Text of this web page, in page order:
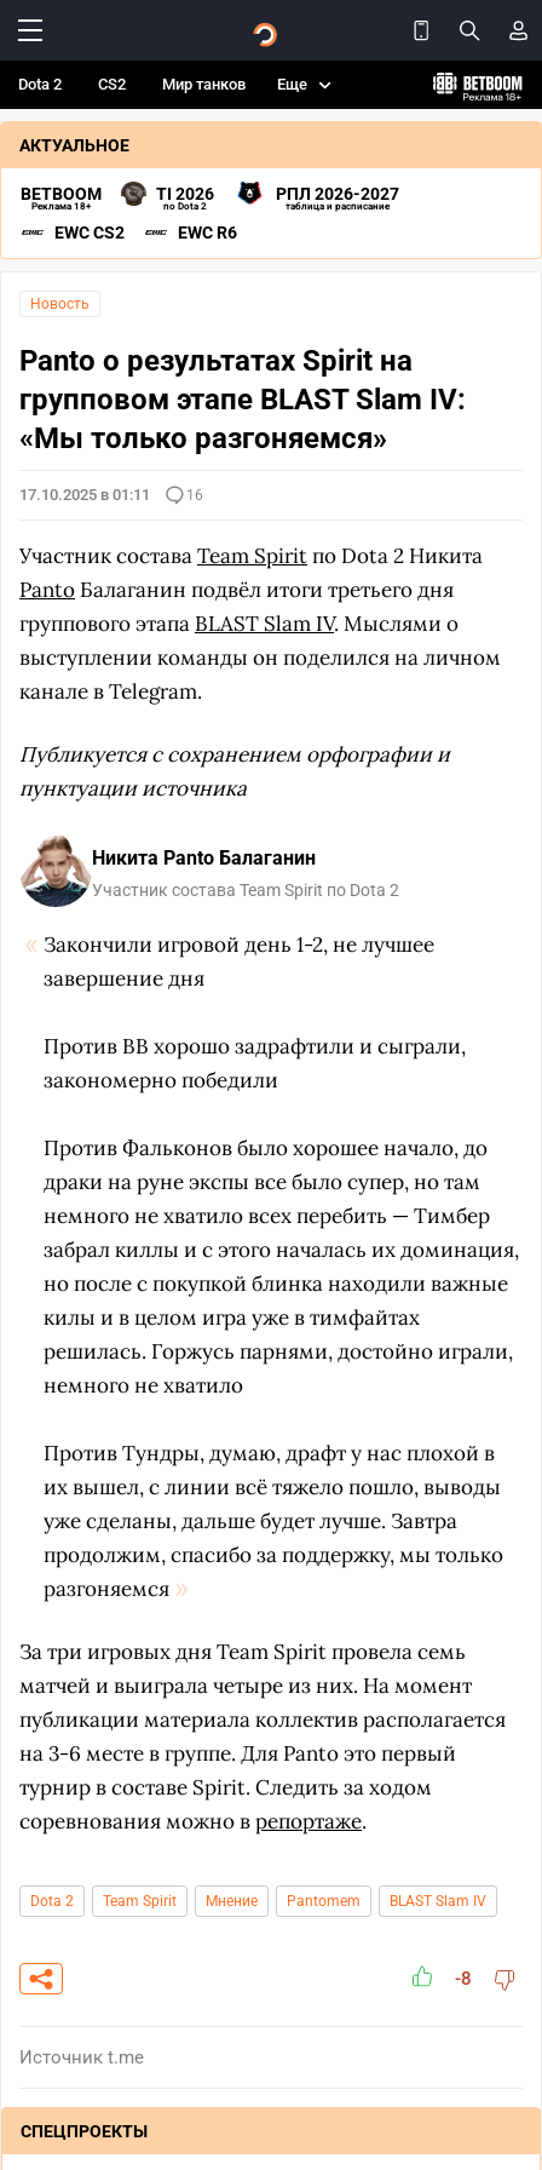
Dota 2 CS2 Мир танков Еще
АКТУАЛЬНОЕ
BETBOOM
Реклама 18+
TI 2026
по Dota 2
РПЛ 2026-2027
таблица и расписание
EWC CS2 EWC R6
Новость
Panto о результатах Spirit на
групповом этапе BLAST Slam IV:
«Мы только разгоняемся»
17.10.2025 в 01:11 16
Участник составаTeam Spiritпо Dota 2 Никита
Panto Балаганин подвёл итоги третьего дня
группового этапа BLAST Slam IV. Мыслями о
выступлении команды он поделился на личном
канале в Telegram.
Публикуется с сохранением орфографии и
пунктуации источника
Никита Panto Балаганин
Участник состава Team Spirit по Dota 2
Закончили игровой день 1-2, не лучшее
завершение дня
Против BB хорошо задрафтили и сыграли,
закономерно победили
Против Фальконов было хорошее начало, до
драки на руне экспы все было супер, но там
немного не хватило всех перебить — Тимбер
забрал киллы и с этого началась их доминация,
но после с покупкой блинка находили важные
килы и в целом игра уже в тимфайтах
решилась. Горжусь парнями, достойно играли,
немного не хватило
Против Тундры, думаю, драфт у нас плохой в
их вышел, с линии всё тяжело пошло, выводы
уже сделаны, дальше будет лучше. Завтра
продолжим, спасибо за поддержку, мы только
разгоняемся
За три игровых дня Team Spirit провела семь
матчей и выиграла четыре из них. На момент
публикации материала коллектив располагается
на 3-6 месте в группе. Для Panto это первый
турнир в составе Spirit. Следить за ходом
соревнования можно врепортаже.
Dota 2 Team Spirit Мнение Pantomem BLAST Slam IV
-8
Источник t.me
СПЕЦПРОЕКТЫ